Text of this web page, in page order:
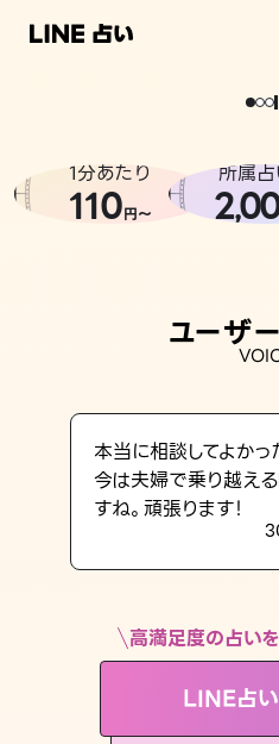
相談事例
LINE占いを開く
※LINEアプリ内のサービスページへ遷移します
ど
。
1分あたり
110円〜
所属
2,
ユーザ
本当に相談してよかっ
今は夫婦で乗り越え
すね。頑張ります！
高満足度の占い
LINE占